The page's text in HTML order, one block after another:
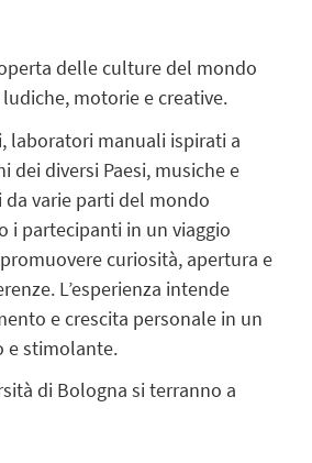
delle culture del mondo
motorie e creative.
laboratori manuali ispirati a
dei diversi Paesi, musiche e
varie parti del mondo
i partecipanti in un viaggio
curiosità, apertura e
L’esperienza intende
e crescita personale in un
e stimolante.
di Bologna si terranno a